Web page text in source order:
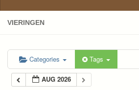
VIERINGEN
Categories Tags
AUG 2026